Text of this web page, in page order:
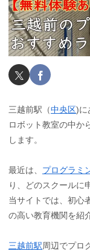
三越前駅（中央区)に
ロボット教室の中か
します。
最近は、 プログラミ
り、どのスクールに
当サイトでは、初心
の高い教育機関を紹
三越前駅 周辺でプロ